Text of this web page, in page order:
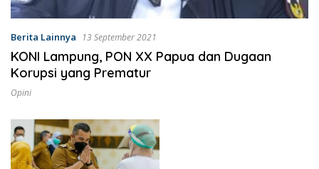
Berita Lainnya 13 September 2021
KONI Lampung, PON XX Papua dan Dugaan
Korupsi yang Prematur
Opini